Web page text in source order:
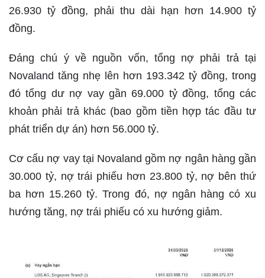
26.930 tỷ đồng, phải thu dài hạn hơn 14.900 tỷ
đồng.
Đáng chú ý về nguồn vốn, tổng nợ phải trả tại
Novaland tăng nhẹ lên hơn 193.342 tỷ đồng, trong
đó tổng dư nợ vay gần 69.000 tỷ đồng, tổng các
khoản phải trả khác (bao gồm tiền hợp tác đầu tư
phát triển dự án) hơn 56.000 tỷ.
Cơ cấu nợ vay tại Novaland gồm nợ ngân hàng gần
30.000 tỷ, nợ trái phiếu hơn 23.800 tỷ, nợ bên thứ
ba hơn 15.260 tỷ. Trong đó, nợ ngân hàng có xu
hướng tăng, nợ trái phiếu có xu hướng giảm.